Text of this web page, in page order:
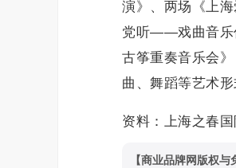
演》、两场《上
党听——戏曲音乐
古筝重奏音乐会
曲、舞蹈等艺术
资料：上海之春
【商业品牌网版权与